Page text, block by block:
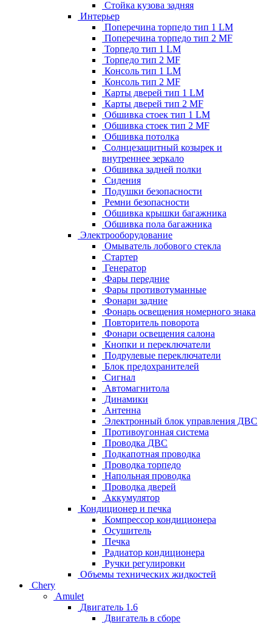
Стойка кузова задняя
Интерьер
Поперечина торпедо тип 1 LM
Поперечина торпедо тип 2 MF
Торпедо тип 1 LM
Торпедо тип 2 MF
Консоль тип 1 LM
Консоль тип 2 MF
Карты дверей тип 1 LM
Карты дверей тип 2 MF
Обшивка стоек тип 1 LM
Обшивка стоек тип 2 MF
Обшивка потолка
Солнцезащитный козырек и
внутреннее зеркало
Обшивка задней полки
Сидения
Подушки безопасности
Ремни безопасности
Обшивка крышки багажника
Обшивка пола багажника
Электрооборудование
Омыватель лобового стекла
Стартер
Генератор
Фары передние
Фары противотуманные
Фонари задние
Фонарь освещения номерного знака
Повторитель поворота
Фонари освещения салона
Кнопки и переключатели
Подрулевые переключатели
Блок предохранителей
Сигнал
Автомагнитола
Динамики
Антенна
Электронный блок управления ДВС
Противоугонная система
Проводка ДВС
Подкапотная проводка
Проводка торпедо
Напольная проводка
Проводка дверей
Аккумулятор
Кондиционер и печка
Компрессор кондиционера
Осушитель
Печка
Радиатор кондиционера
Ручки регулировки
Объемы технических жидкостей
Chery
Amulet
Двигатель 1.6
Двигатель в сборе